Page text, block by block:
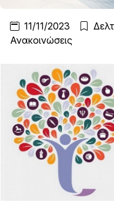
11/11/2023
Ανακοινώσεις